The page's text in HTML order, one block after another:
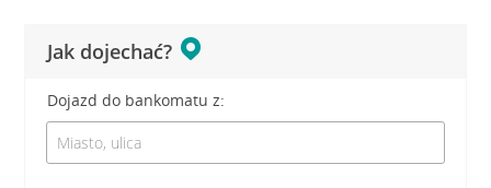
Jak dojechać?
Dojazd do bankomatu z: